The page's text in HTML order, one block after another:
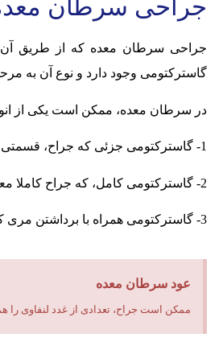
جراحی سرطان
جراحی سرطان معده که از طریق آن
گاسترکتومی وجود دارد و نوع آن به
در سرطان معده، ممکن است یکی از
1- گاسترکتومی جزئی که جراح، قسمتی از معده‌تان را برمی‌دارد
2- گاسترکتومی کامل، که جراح کاملا معده را بر می‌دارد.
3- گاسترکتومی همراه با برداشتن مری که جراح معده و قسمتی از لوله غذا (مری) را بر می‌دارد.
عود سرطان معده
ممکن است جراح، تعدادی از غدد لنفاوی را